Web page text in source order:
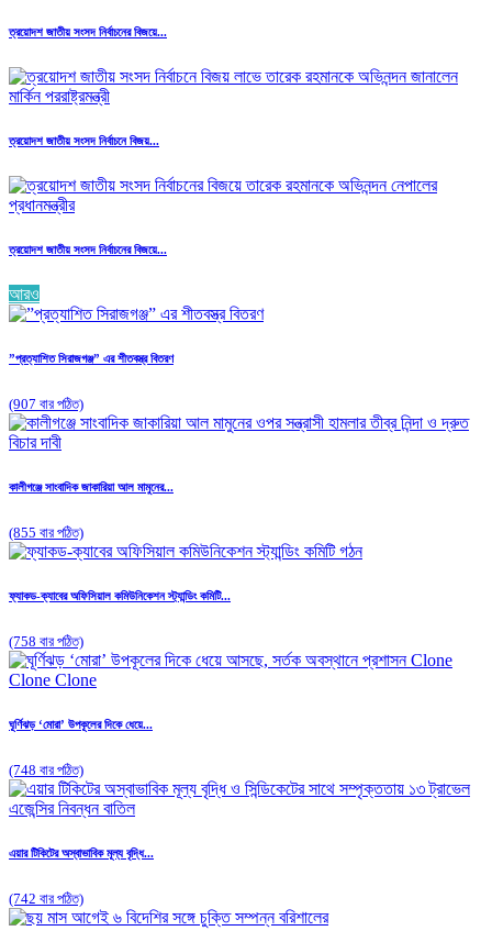
ত্রয়োদশ জাতীয় সংসদ নির্বাচনের বিজয়ে...
ত্রয়োদশ জাতীয় সংসদ নির্বাচনে বিজয়...
ত্রয়োদশ জাতীয় সংসদ নির্বাচনের বিজয়ে...
আরও
”প্রত্যাশিত সিরাজগঞ্জ” এর শীতবস্ত্র বিতরণ
(907 বার পঠিত)
কালীগঞ্জে সাংবাদিক জাকারিয়া আল মামুনের...
(855 বার পঠিত)
ফ্যাকড-ক্যাবের অফিসিয়াল কমিউনিকেশন স্ট্যান্ডিং কমিটি...
(758 বার পঠিত)
ঘূর্ণিঝড় ‘মোরা’ উপকূলের দিকে ধেয়ে...
(748 বার পঠিত)
এয়ার টিকিটের অস্বাভাবিক মূল্য বৃদ্ধি...
(742 বার পঠিত)